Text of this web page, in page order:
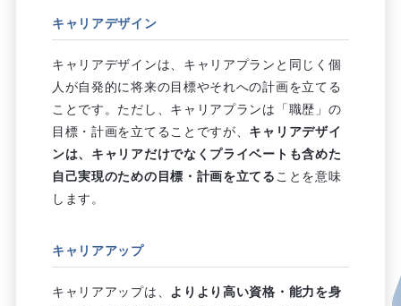
キャリアデザイン
キャリアデザインは、キャリアプランと同じく個
人が自発的に将来の目標やそれへの計画を立てる
ことです。ただし、キャリアプランは「職歴」の
目標・計画を立てることですが、 キャリアデザイ
ンは、キャリアだけでなくプライベートも含めた
自己実現のための目標・計画を立てる ことを意味
します。
キャリアアップ
キャリアアップは、 よりより高い資格・能力を身